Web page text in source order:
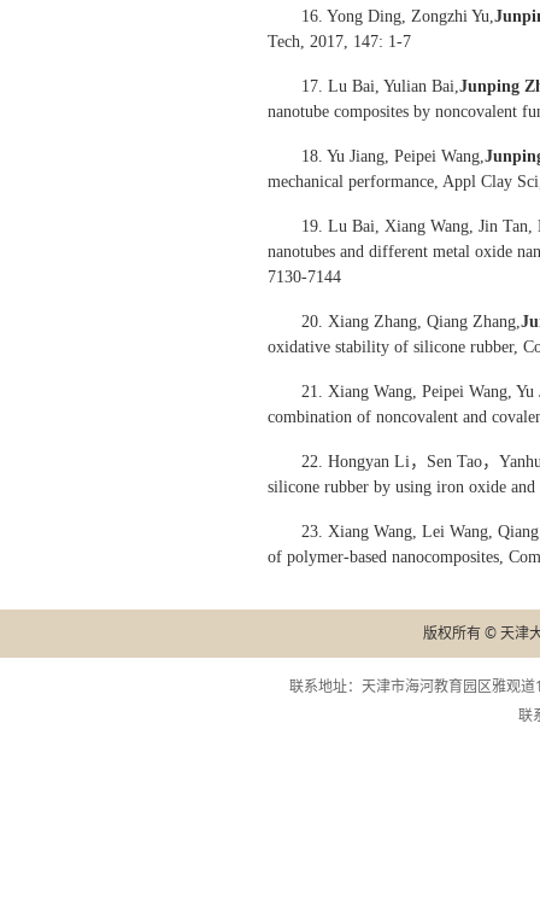
16. Yong Ding, Zongzhi Yu,
Tech, 2017, 147: 1-7
17. Lu Bai, Yulian Bai,Junping
nanotube composites by noncovalent
18. Yu Jiang, Peipei Wang,
mechanical performance, Appl Clay
19. Lu Bai, Xiang Wang, Jin Tan,
nanotubes and different metal oxide
7130-7144
20. Xiang Zhang, Qiang Zhang,
oxidative stability of silicone rubber,
21. Xiang Wang, Peipei Wang, Yu
combination of noncovalent and
22. Hongyan Li，Sen Tao，
silicone rubber by using iron oxide and
23. Xiang Wang, Lei Wang,
of polymer-based nanocomposites,
版权所有 © 天津
联系地址：天津市海河教育园区雅观
联